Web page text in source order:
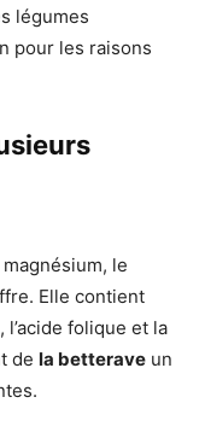
légumes
pour les raisons
le
Elle contient
folique et la
de la betterave un